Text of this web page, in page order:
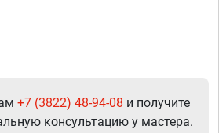
+7 (3822) 48-94-08 и получите
консультацию у мастера.